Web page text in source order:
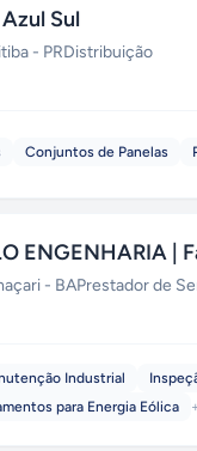
Sul
- PRDistribuição
Conjuntos de Panelas
ENGENHARIA |
- BAPrestador de
Industrial
para Energia Eólica